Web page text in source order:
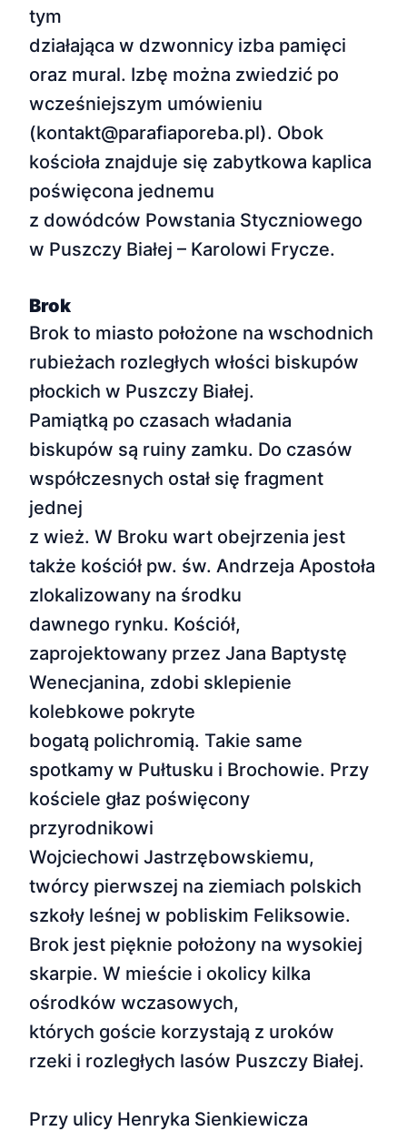
tym
działająca w dzwonnicy izba pamięci
oraz mural. Izbę można zwiedzić po
wcześniejszym umówieniu
(kontakt@parafiaporeba.pl). Obok
kościoła znajduje się zabytkowa kaplica
poświęcona jednemu
z dowódców Powstania Styczniowego
w Puszczy Białej – Karolowi Frycze.
Brok
Brok to miasto położone na wschodnich
rubieżach rozległych włości biskupów
płockich w Puszczy Białej.
Pamiątką po czasach władania
biskupów są ruiny zamku. Do czasów
współczesnych ostał się fragment
jednej
z wież. W Broku wart obejrzenia jest
także kościół pw. św. Andrzeja Apostoła
zlokalizowany na środku
dawnego rynku. Kościół,
zaprojektowany przez Jana Baptystę
Wenecjanina, zdobi sklepienie
kolebkowe pokryte
bogatą polichromią. Takie same
spotkamy w Pułtusku i Brochowie. Przy
kościele głaz poświęcony
przyrodnikowi
Wojciechowi Jastrzębowskiemu,
twórcy pierwszej na ziemiach polskich
szkoły leśnej w pobliskim Feliksowie.
Brok jest pięknie położony na wysokiej
skarpie. W mieście i okolicy kilka
ośrodków wczasowych,
których goście korzystają z uroków
rzeki i rozległych lasów Puszczy Białej.
Przy ulicy Henryka Sienkiewicza